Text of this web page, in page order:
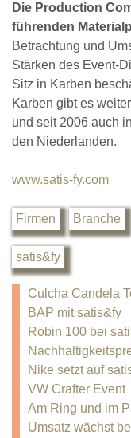
Die Production
führenden
Betrachtung und
Stärken des Event-
Sitz in Karben
Karben gibt es
und seit 2006 auch
den Niederlanden.
www.satis-fy.com
Firmen Branche
satis&fy
Culcha Candela
BAP mit satis&fy
Robin 100 bei
Nike setzt auf
VW Crafter Event
Am Ring und im
Umsatz wächst